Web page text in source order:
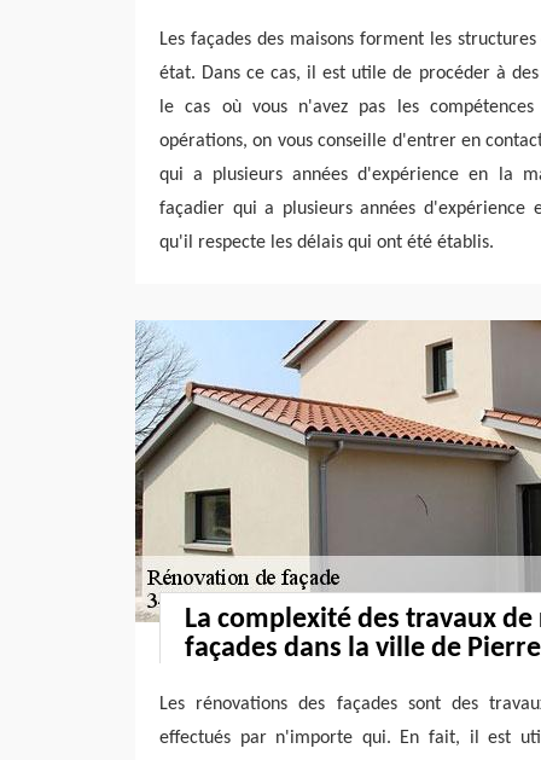
Les façades des maisons forment les
état. Dans ce cas, il est utile de procéder à
le cas où vous n'avez pas les
opérations, on vous conseille d'entrer en
qui a plusieurs années d'expérience en la
façadier qui a plusieurs années d'expérience
qu'il respecte les délais qui ont été établis.
La complexité des travaux
façades dans la ville de
Les rénovations des façades sont des
effectués par n'importe qui. En fait, il est